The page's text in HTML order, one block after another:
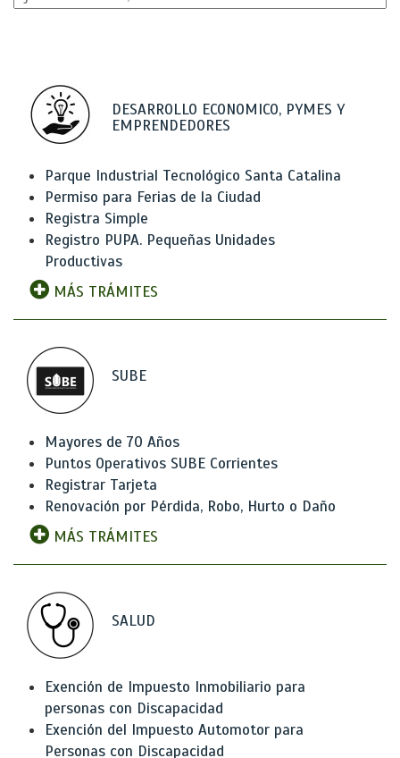
DESARROLLO ECONOMICO, PYMES Y
EMPRENDEDORES
Parque Industrial Tecnológico Santa Catalina
Permiso para Ferias de la Ciudad
Registra Simple
Registro PUPA. Pequeñas Unidades
Productivas
MÁS TRÁMITES
SUBE
Mayores de 70 Años
Puntos Operativos SUBE Corrientes
Registrar Tarjeta
Renovación por Pérdida, Robo, Hurto o Daño
MÁS TRÁMITES
SALUD
Exención de Impuesto Inmobiliario para
personas con Discapacidad
Exención del Impuesto Automotor para
Personas con Discapacidad